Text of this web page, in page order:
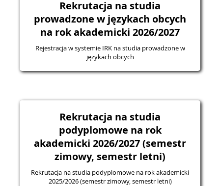
Rekrutacja na studia
prowadzone w językach obcych
na rok akademicki 2026/2027
Rejestracja w systemie IRK na studia prowadzone w
językach obcych
Rekrutacja na studia
podyplomowe na rok
akademicki 2026/2027 (semestr
zimowy, semestr letni)
Rekrutacja na studia podyplomowe na rok akademicki
2025/2026 (semestr zimowy, semestr letni)